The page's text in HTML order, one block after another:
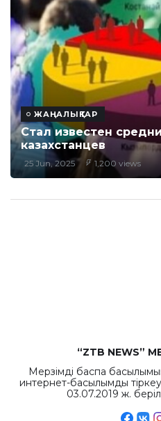
ЖАҢАЛЫҚТАР
Стал известен
казахстанцев
25 Jun, 2025 1,200 views
“ZTB NEWS”
Мерзімді баспа
интернет-басылымды тіркеу,
03.07.2019 ж.